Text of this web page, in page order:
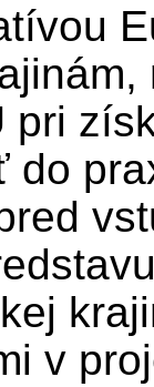
pri
do
v